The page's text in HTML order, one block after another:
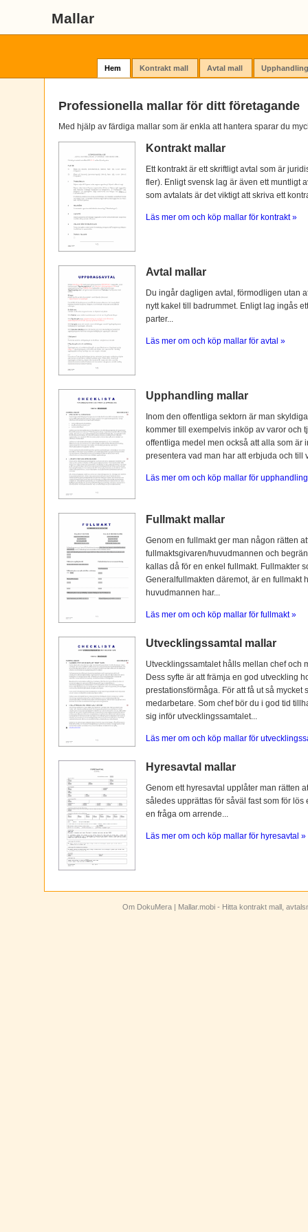
Mallar
Hem Kontrakt mall Avtal mall
Professionella mallar för ditt företagande
Med hjälp av färdiga mallar som är enkla att hantera sparar du
Kontrakt mallar
Ett kontrakt är ett skriftligt avtal som är
fler). Enligt svensk lag är även ett muntligt
som avtalats är det viktigt att skriva ett
Läs mer om och köp mallar för kontrakt »
Avtal mallar
Du ingår dagligen avtal, förmodligen utan
nytt kakel till badrummet. Enligt lag ingås
parter...
Läs mer om och köp mallar för avtal »
Upphandling mallar
Inom den offentliga sektorn är man
kommer till exempelvis inköp av varor och
offentliga medel men också att alla som är
presentera vad man har att erbjuda och till
Läs mer om och köp mallar för
Fullmakt mallar
Genom en fullmakt ger man någon rätten
fullmaktsgivaren/huvudmannen och
kallas då för en enkel fullmakt. Fullmakter
Generalfullmakten däremot, är en fullmakt
huvudmannen har...
Läs mer om och köp mallar för fullmakt »
Utvecklingssamtal mallar
Utvecklingssamtalet hålls mellan chef och
Dess syfte är att främja en god utveckling
prestationsförmåga. För att få ut så
medarbetare. Som chef bör du i god tid
sig inför utvecklingssamtalet...
Läs mer om och köp mallar för
Hyresavtal mallar
Genom ett hyresavtal upplåter man rätten
således upprättas för såväl fast som för
en fråga om arrende...
Läs mer om och köp mallar för hyresavtal »
Om DokuMera | Mallar.mobi - Hitta kontrakt mall,